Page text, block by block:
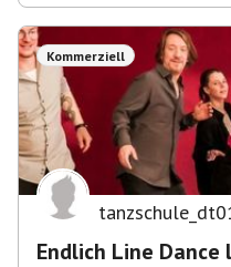
Kommerziell
Endlich Line Dance